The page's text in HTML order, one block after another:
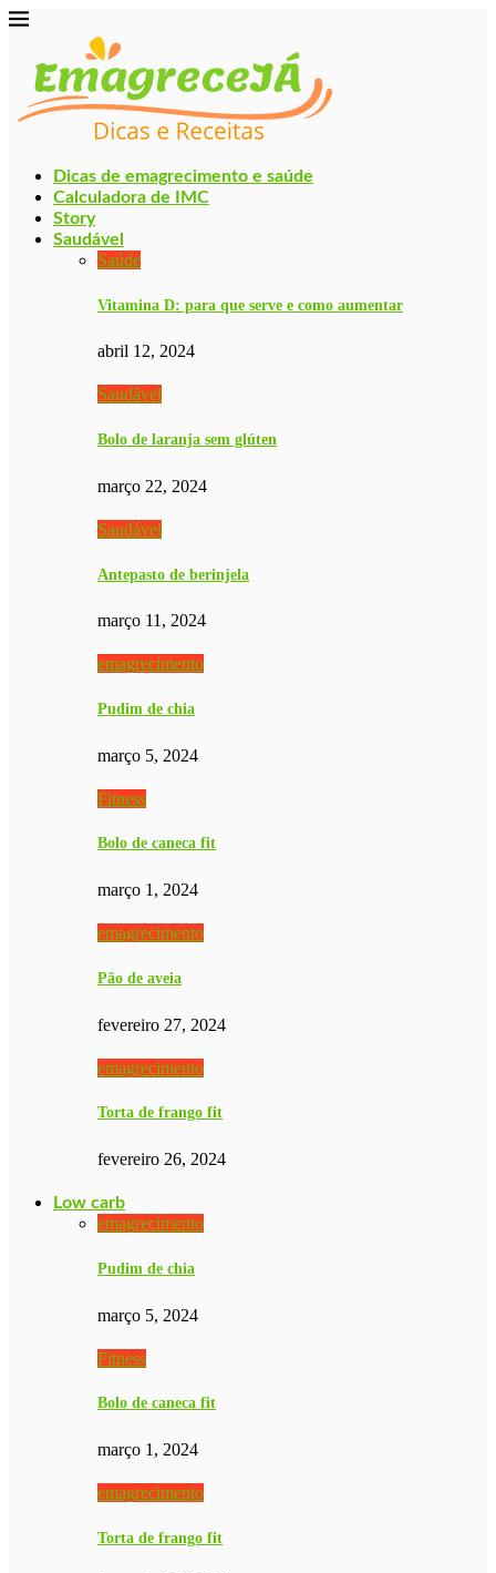
Dicas de emagrecimento e saúde
Calculadora de IMC
Story
Saudável
Saúde
Vitamina D: para que serve e como aumentar
abril 12, 2024
Saudável
Bolo de laranja sem glúten
março 22, 2024
Saudável
Antepasto de berinjela
março 11, 2024
emagrecimento
Pudim de chia
março 5, 2024
Fitness
Bolo de caneca fit
março 1, 2024
emagrecimento
Pão de aveia
fevereiro 27, 2024
emagrecimento
Torta de frango fit
fevereiro 26, 2024
Low carb
emagrecimento
Pudim de chia
março 5, 2024
Fitness
Bolo de caneca fit
março 1, 2024
emagrecimento
Torta de frango fit